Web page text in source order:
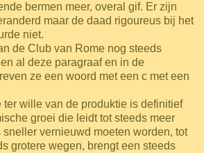
bermen meer, overal gif. Er zijn
maar de daad rigoureus bij het
niet.
de Club van Rome nog steeds
al deze paragraaf en in de
ze een woord met een c met een
ter wille van de produktie is definitief
groei die leidt tot steeds meer
vernieuwd moeten worden, tot
grotere wegen, brengt een steeds